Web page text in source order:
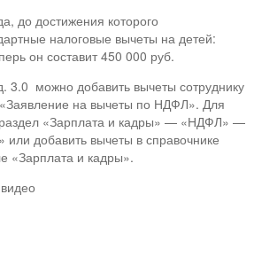
до достижения которого
налоговые вычеты на детей:
он составит 450 000 руб.
3.0 можно добавить вычеты сотруднику
на вычеты по НДФЛ». Для
раздел «Зарплата и кадры» — «НДФЛ» —
добавить вычеты в справочнике
«Зарплата и кадры».